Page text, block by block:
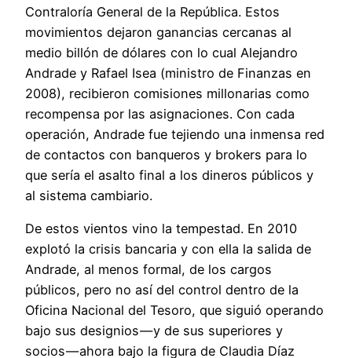
Contraloría General de la República. Estos
movimientos dejaron ganancias cercanas al
medio billón de dólares con lo cual Alejandro
Andrade y Rafael Isea (ministro de Finanzas en
2008), recibieron comisiones millonarias como
recompensa por las asignaciones. Con cada
operación, Andrade fue tejiendo una inmensa red
de contactos con banqueros y brokers para lo
que sería el asalto final a los dineros públicos y
al sistema cambiario.
De estos vientos vino la tempestad. En 2010
explotó la crisis bancaria y con ella la salida de
Andrade, al menos formal, de los cargos
públicos, pero no así del control dentro de la
Oficina Nacional del Tesoro, que siguió operando
bajo sus designios — y de sus superiores y
socios — ahora bajo la figura de Claudia Díaz